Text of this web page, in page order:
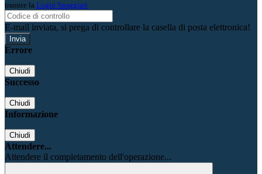
tramite la Login Spaggiari
E-mail inviata, si prega di controllare la casella di posta elettronica!
Errore
Chiudi
Successo
Chiudi
Informazione
Chiudi
Attendere...
Attendere il completamento dell'operazione...